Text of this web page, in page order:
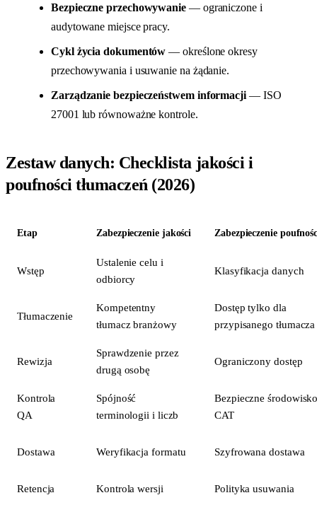
Bezpieczne przechowywanie — ograniczone i
audytowane miejsce pracy.
Cykl życia dokumentów — określone okresy
przechowywania i usuwanie na żądanie.
Zarządzanie bezpieczeństwem informacji— ISO
27001 lub równoważne kontrole.
Zestaw danych: Checklista jakości i
poufności tłumaczeń (2026)
Etap Zabezpieczenie jakości Zabezpieczenie
Wstęp
Ustalenie celu i
odbiorcy
Klasyfikacja danych
Tłumaczenie
Kompetentny
tłumacz branżowy
Dostęp tylko dla
przypisanego tłumacza
Rewizja
Sprawdzenie przez
drugą osobę
Ograniczony dostęp
Kontrola
QA
Spójność
terminologii i liczb
Bezpieczne
CAT
Dostawa Weryfikacja formatu Szyfrowana dostawa
Retencja Kontrola wersji Polityka usuwania